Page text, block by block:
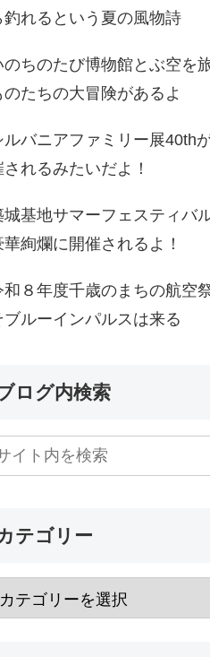
釣れるという夏の風物詩
のちのたび博物館とぶ空を
のたちの大冒険があるよ
ルバニアファミリー展40th
されるみたいだよ！
城基地サマーフェスティバ
華絢爛に開催されるよ！
和８年度千歳のまちの航空
ブルーインパルスは来る
ログ内検索
テゴリー